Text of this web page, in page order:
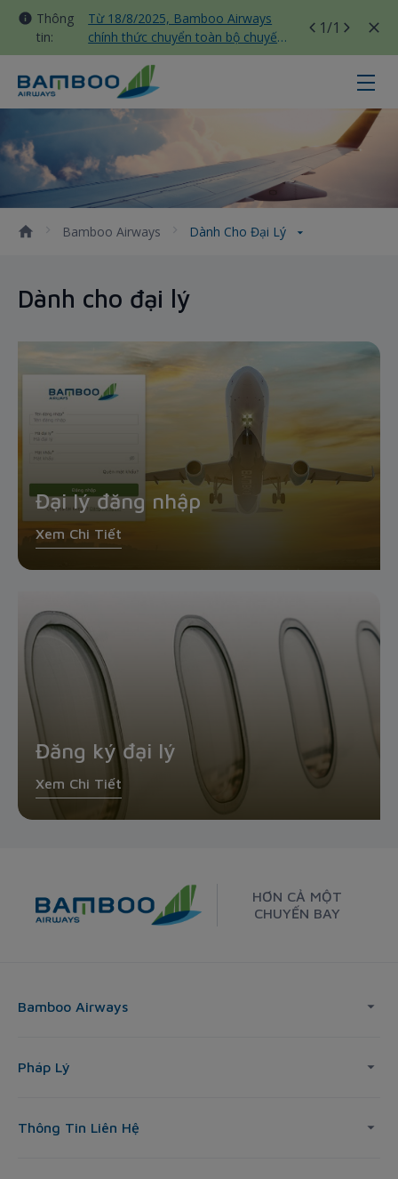
Thông
tin:
Từ 18/8/2025, Bamboo Airways
chính thức chuyển toàn bộ chuyến
bay nội địa sang nhà ga T3 Tân
Sơn Nhất
1/1
Dành Cho Đại Lý - Bamboo
Bamboo Airways Dành Cho Đại Lý
Dành cho đại lý
Đại lý đăng nhập
Xem Chi Tiết
Đăng ký đại lý
Xem Chi Tiết
HƠN CẢ MỘT
CHUYẾN BAY
Bamboo Airways
Pháp Lý
Thông Tin Liên Hệ